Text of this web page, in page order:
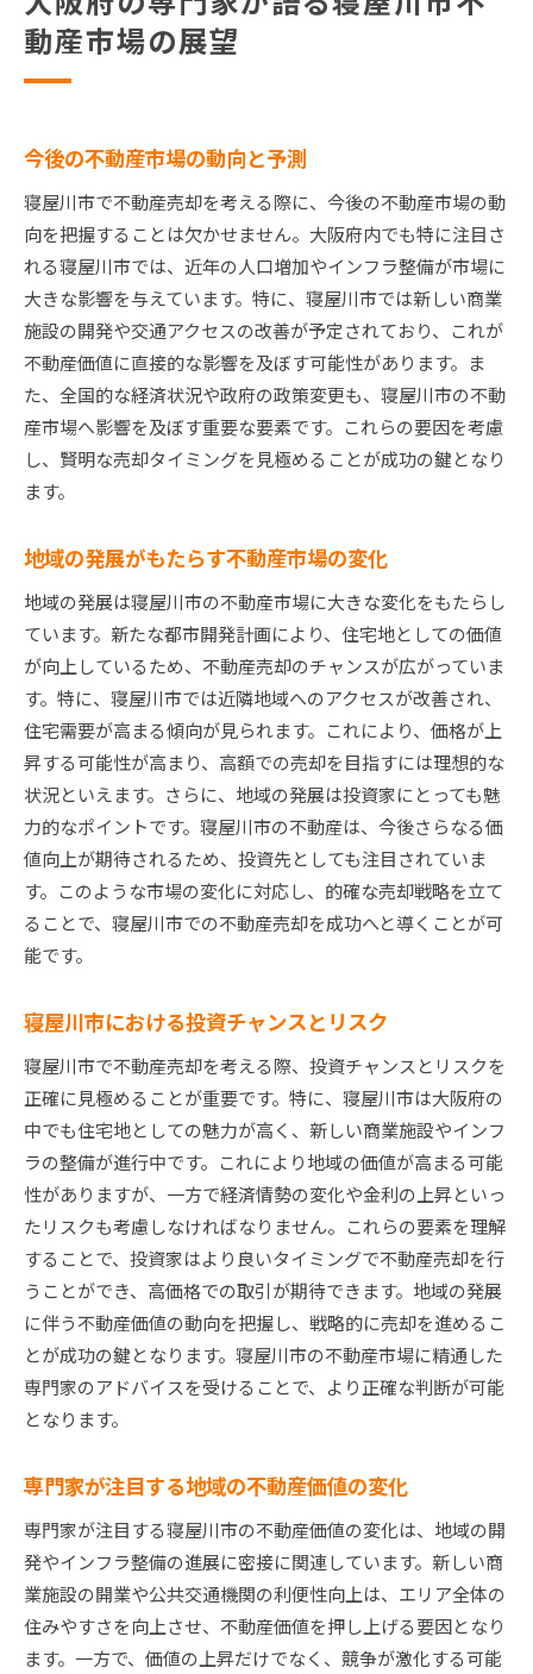
動産市場の展望
今後の不動産市場の動向と予測
寝屋川市で不動産売却を考える際に、今後の不動産市場の動
向を把握することは欠かせません。大阪府内でも特に注目さ
れる寝屋川市では、近年の人口増加やインフラ整備が市場に
大きな影響を与えています。特に、寝屋川市では新しい商業
施設の開発や交通アクセスの改善が予定されており、これが
不動産価値に直接的な影響を及ぼす可能性があります。ま
た、全国的な経済状況や政府の政策変更も、寝屋川市の不動
産市場へ影響を及ぼす重要な要素です。これらの要因を考慮
し、賢明な売却タイミングを見極めることが成功の鍵となり
ます。
地域の発展がもたらす不動産市場の変化
地域の発展は寝屋川市の不動産市場に大きな変化をもたらし
ています。新たな都市開発計画により、住宅地としての価値
が向上しているため、不動産売却のチャンスが広がっていま
す。特に、寝屋川市では近隣地域へのアクセスが改善され、
住宅需要が高まる傾向が見られます。これにより、価格が上
昇する可能性が高まり、高額での売却を目指すには理想的な
状況といえます。さらに、地域の発展は投資家にとっても魅
力的なポイントです。寝屋川市の不動産は、今後さらなる価
値向上が期待されるため、投資先としても注目されていま
す。このような市場の変化に対応し、的確な売却戦略を立て
ることで、寝屋川市での不動産売却を成功へと導くことが可
能です。
寝屋川市における投資チャンスとリスク
寝屋川市で不動産売却を考える際、投資チャンスとリスクを
正確に見極めることが重要です。特に、寝屋川市は大阪府の
中でも住宅地としての魅力が高く、新しい商業施設やインフ
ラの整備が進行中です。これにより地域の価値が高まる可能
性がありますが、一方で経済情勢の変化や金利の上昇といっ
たリスクも考慮しなければなりません。これらの要素を理解
することで、投資家はより良いタイミングで不動産売却を行
うことができ、高価格での取引が期待できます。地域の発展
に伴う不動産価値の動向を把握し、戦略的に売却を進めるこ
とが成功の鍵となります。寝屋川市の不動産市場に精通した
専門家のアドバイスを受けることで、より正確な判断が可能
となります。
専門家が注目する地域の不動産価値の変化
専門家が注目する寝屋川市の不動産価値の変化は、地域の開
発やインフラ整備の進展に密接に関連しています。新しい商
業施設の開業や公共交通機関の利便性向上は、エリア全体の
住みやすさを向上させ、不動産価値を押し上げる要因となり
ます。一方で、価値の上昇だけでなく、競争が激化する可能